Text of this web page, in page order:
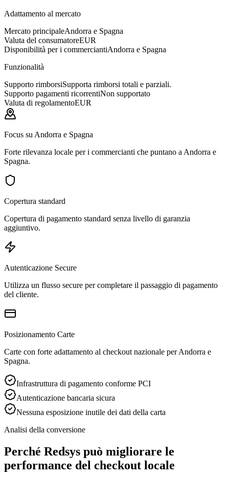
Adattamento al mercato
Mercato principaleAndorra e Spagna
Valuta del consumatoreEUR
Disponibilità per i commerciantiAndorra e Spagna
Funzionalità
Supporto rimborsiSupporta rimborsi totali e parziali.
Supporto pagamenti ricorrentiNon supportato
Valuta di regolamentoEUR
Focus su Andorra e Spagna
Forte rilevanza locale per i commercianti che puntano a Andorra e
Spagna.
Copertura standard
Copertura di pagamento standard senza livello di garanzia
aggiuntivo.
Autenticazione Secure
Utilizza un flusso secure per completare il passaggio di pagamento
del cliente.
Posizionamento Carte
Carte con forte adattamento al checkout nazionale per Andorra e
Spagna.
Infrastruttura di pagamento conforme PCI
Autenticazione bancaria sicura
Nessuna esposizione inutile dei dati della carta
Analisi della conversione
Perché Redsys può migliorare le
performance del checkout locale